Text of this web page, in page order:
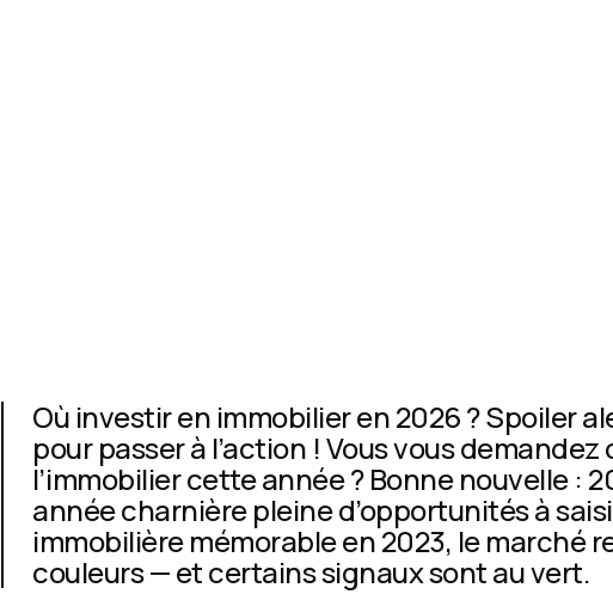
Où investir en immobilier en 2026 ? Spoiler
pour passer à l’action ! Vous vous
l’immobilier cette année ? Bonne nouvelle :
année charnière pleine d’opportunités à
immobilière mémorable en 2023, le marché
couleurs — et certains signaux sont au vert.